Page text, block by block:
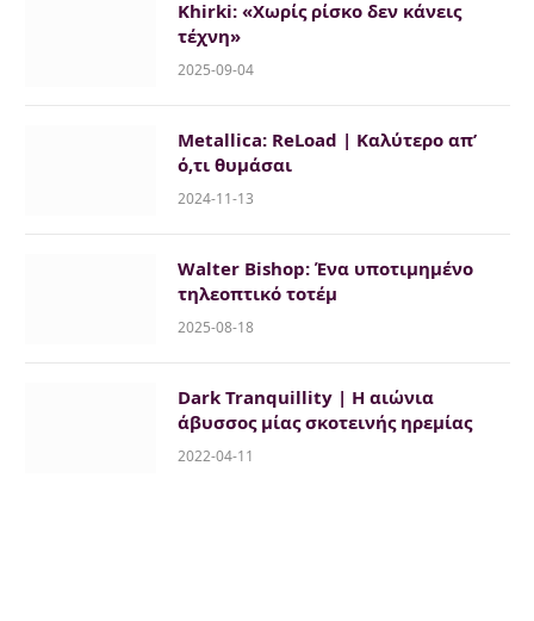
Khirki: «Χωρίς ρίσκο δεν κάνεις
τέχνη»
2025-09-04
Metallica: ReLoad | Καλύτερο απ’
ό,τι θυμάσαι
2024-11-13
Walter Bishop: Ένα υποτιμημένο
τηλεοπτικό τοτέμ
2025-08-18
Dark Tranquillity | Η αιώνια
άβυσσος μίας σκοτεινής ηρεμίας
2022-04-11